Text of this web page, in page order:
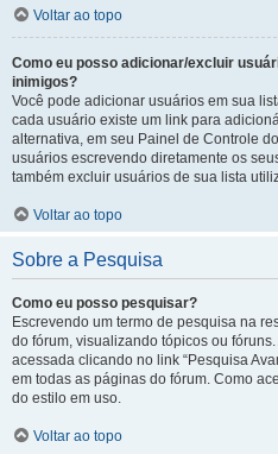
Voltar ao topo
Como eu posso adicionar/excluir
inimigos?
Você pode adicionar usuários em sua
cada usuário existe um link para
alternativa, em seu Painel de Controle
usuários escrevendo diretamente os
também excluir usuários de sua lista
Voltar ao topo
Sobre a Pesquisa
Como eu posso pesquisar?
Escrevendo um termo de pesquisa na
do fórum, visualizando tópicos ou
acessada clicando no link “Pesquisa
em todas as páginas do fórum. Como
do estilo em uso.
Voltar ao topo